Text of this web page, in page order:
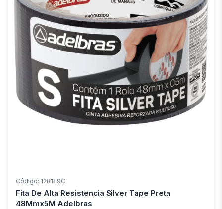
Código: 128189C
Fita De Alta Resistencia Silver Tape Preta
48Mmx5M Adelbras